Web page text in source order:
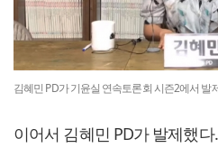
김혜민 PD가 기윤실 연속토론회 시즌2에서 발
이어서 김혜민 PD가 발제했